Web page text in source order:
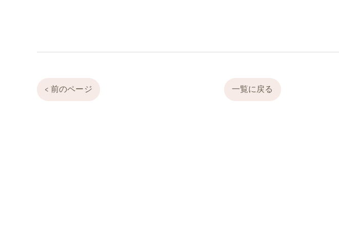
< 前のページ 一覧に戻る